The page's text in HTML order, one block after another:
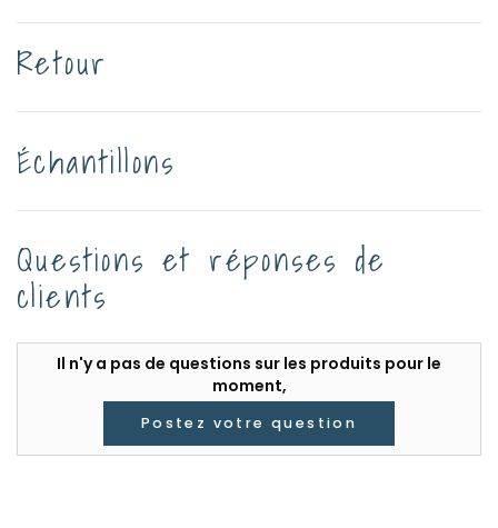
Retour
Échantillons
Questions et réponses de
clients
Il n'y a pas de questions sur les produits pour le
moment,
Postez votre question